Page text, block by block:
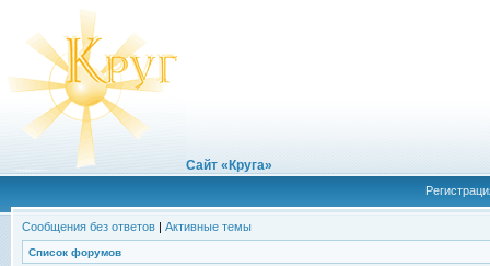
Сайт «Круга»
Сообщения без ответов | Активные темы
Список форумов